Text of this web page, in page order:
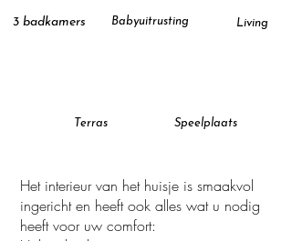
3 badkamers Babyuitrusting Living
Terras Speelplaats
Het interieur van het huisje is smaakvol
ingericht en heeft ook alles wat u nodig
heeft voor uw comfort: